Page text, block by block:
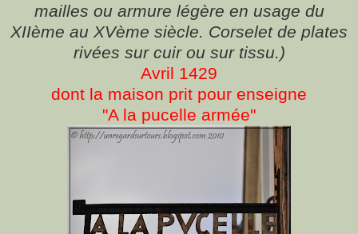
mailles ou armure légère en usage du
XIIème au XVème siècle. Corselet de plates
rivées sur cuir ou sur tissu.)
Avril 1429
dont la maison prit pour enseigne
"A la pucelle armée"